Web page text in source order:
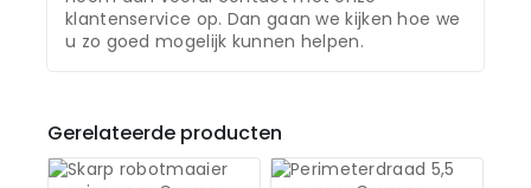
klantenservice op. Dan gaan we kijken hoe we
u zo goed mogelijk kunnen helpen.
Gerelateerde producten